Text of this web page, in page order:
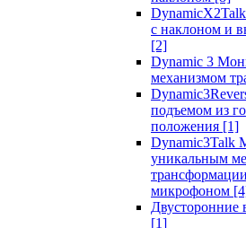
с наклоном и
[2]
Dynamic 3
механизмом
подъемом из
положения [1]
Dynamic3Talk
уникальным
микрофоном
[1]